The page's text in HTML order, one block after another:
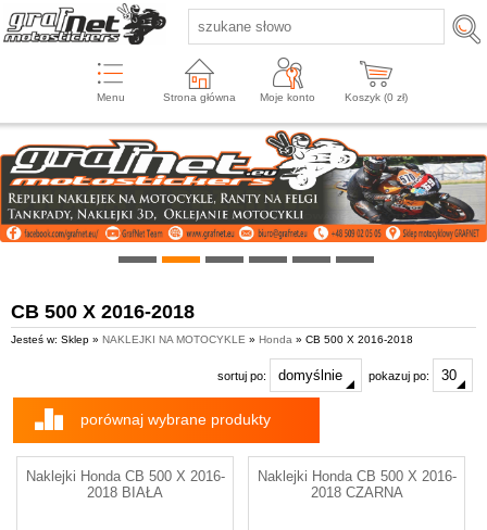
Menu Strona główna Moje konto Koszyk (0 zł)
CB 500 X 2016-2018
Jesteś w: Sklep » NAKLEJKI NA MOTOCYKLE » Honda » CB 500 X 2016-2018
pokazuj po:
sortuj po:
porównaj wybrane produkty
Naklejki Honda CB 500 X 2016-
2018 BIAŁA
Naklejki Honda CB 500 X 2016-
2018 CZARNA